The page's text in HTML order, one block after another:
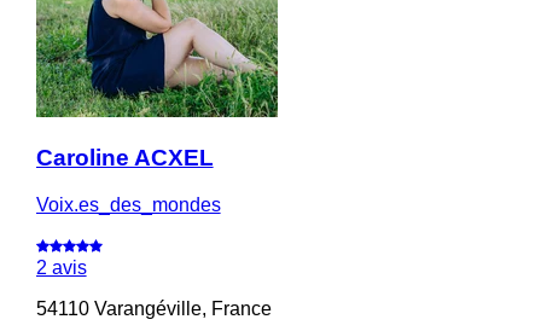
Caroline ACXEL
Voix.es_des_mondes
2 avis
54110 Varangéville, France